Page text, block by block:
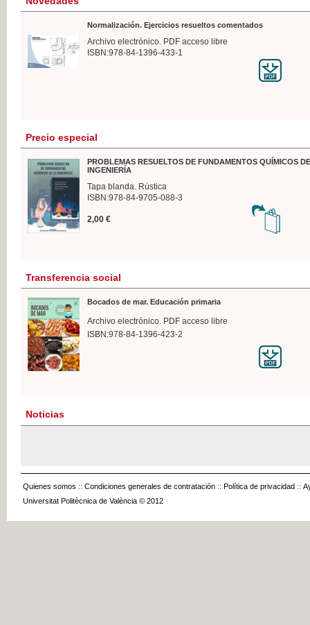
Normalización. Ejercicios resueltos comentados
Archivo electrónico. PDF acceso libre
ISBN:978-84-1396-433-1
Precio especial
PROBLEMAS RESUELTOS DE FUNDAMENTOS QUÍMICOS
INGENIERÍA
Tapa blanda. Rústica
ISBN:978-84-9705-088-3
2,00 €
Transferencia social
Bocados de mar. Educación primaria
Archivo electrónico. PDF acceso libre
ISBN:978-84-1396-423-2
Noticias
Quienes somos :: Condiciones generales de contratación :: Política de privacidad ::
Universitat Politècnica de València © 2012